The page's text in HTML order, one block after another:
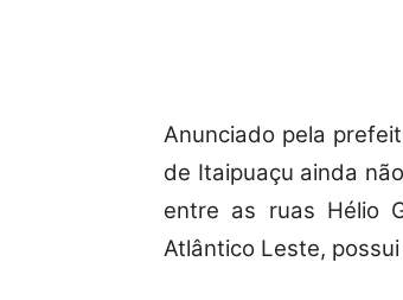
Anunciado pela
de Itaipuaçu ainda
entre as ruas Hélio
Atlântico Leste,